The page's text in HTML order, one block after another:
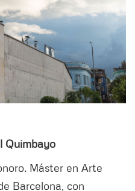
Quimbayo
Máster en Arte
Barcelona, con